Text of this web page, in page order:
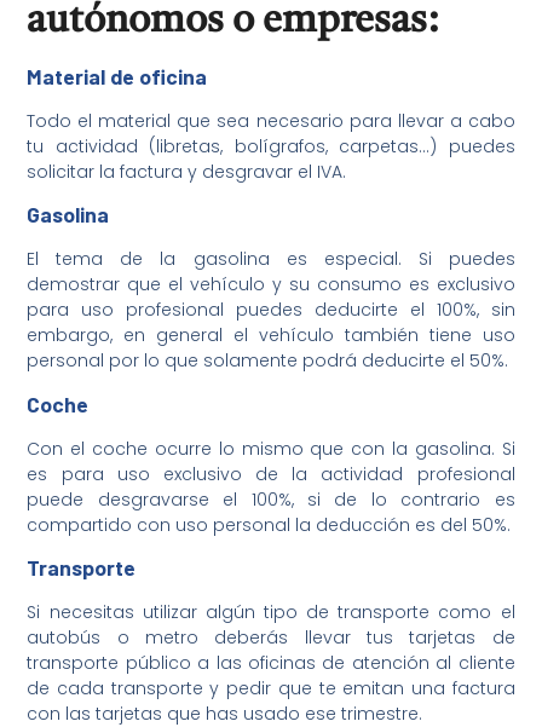
autónomos o empresas:
Material de oficina
Todo el material que sea necesario para llevar a cabo
tu actividad (libretas, bolígrafos, carpetas…) puedes
solicitar la factura y desgravar el IVA.
Gasolina
El tema de la gasolina es especial. Si puedes
demostrar que el vehículo y su consumo es exclusivo
para uso profesional puedes deducirte el 100%, sin
embargo, en general el vehículo también tiene uso
personal por lo que solamente podrá deducirte el 50%.
Coche
Con el coche ocurre lo mismo que con la gasolina. Si
es para uso exclusivo de la actividad profesional
puede desgravarse el 100%, si de lo contrario es
compartido con uso personal la deducción es del 50%.
Transporte
Si necesitas utilizar algún tipo de transporte como el
autobús o metro deberás llevar tus tarjetas de
transporte público a las oficinas de atención al cliente
de cada transporte y pedir que te emitan una factura
con las tarjetas que has usado ese trimestre.